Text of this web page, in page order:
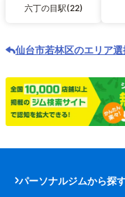
六丁の目駅(22)
仙台市若林区のエリア
パーソナルジムから探